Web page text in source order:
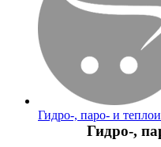
Гидро-, паро- и
Гидро-,